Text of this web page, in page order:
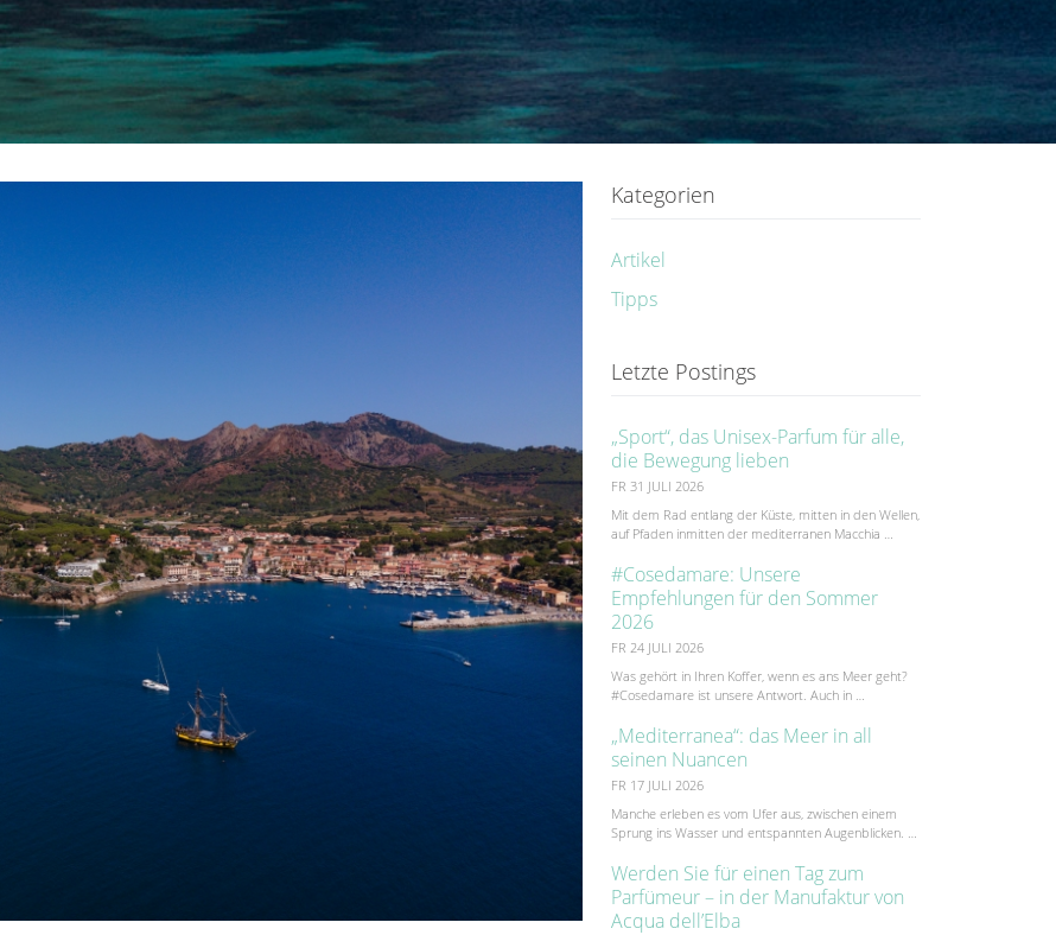
Kategorien
Artikel
Tipps
Letzte Postings
„Sport“, das Unisex-Parfum für alle,
die Bewegung lieben
FR 31 JULI 2026
Mit dem Rad entlang der Küste, mitten in den Wellen,
auf Pfaden inmitten der mediterranen Macchia …
#Cosedamare: Unsere
Empfehlungen für den Sommer
2026
FR 24 JULI 2026
Was gehört in Ihren Koffer, wenn es ans Meer geht?
#Cosedamare ist unsere Antwort. Auch in …
„Mediterranea“: das Meer in all
seinen Nuancen
FR 17 JULI 2026
Manche erleben es vom Ufer aus, zwischen einem
Sprung ins Wasser und entspannten Augenblicken. …
Werden Sie für einen Tag zum
Parfümeur – in der Manufaktur von
Acqua dell’Elba